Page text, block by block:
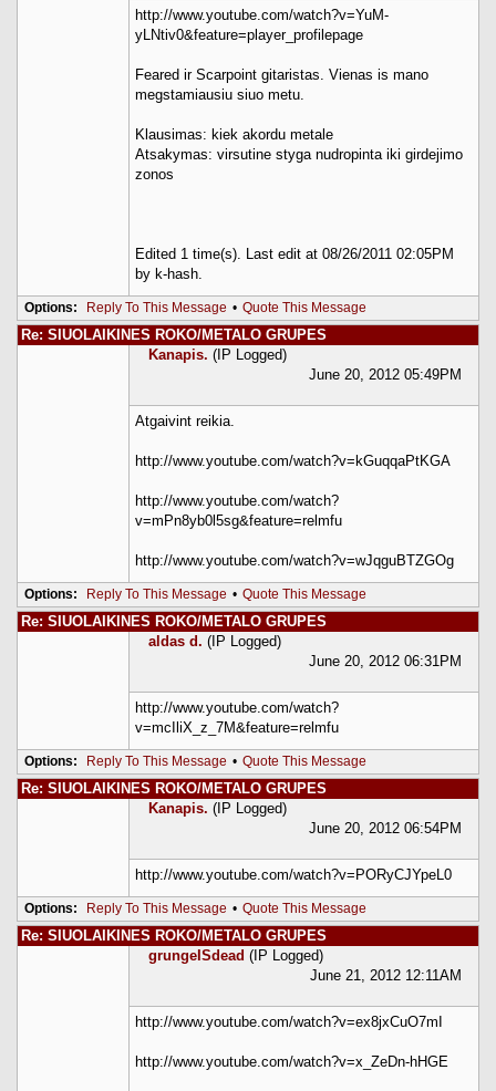
http://www.youtube.com/watch?v=YuM-
yLNtiv0&feature=player_profilepage
Feared ir Scarpoint gitaristas. Vienas is mano
megstamiausiu siuo metu.
Klausimas: kiek akordu metale
Atsakymas: virsutine styga nudropinta iki girdejimo
zonos
Edited 1 time(s). Last edit at 08/26/2011 02:05PM
by k-hash.
Options: Reply To This Message • Quote This Message
Re: SIUOLAIKINES ROKO/METALO GRUPES
Kanapis. (IP Logged)
June 20, 2012 05:49PM
Atgaivint reikia.
http://www.youtube.com/watch?v=kGuqqaPtKGA
http://www.youtube.com/watch?
v=mPn8yb0l5sg&feature=relmfu
http://www.youtube.com/watch?v=wJqguBTZGOg
Options: Reply To This Message • Quote This Message
Re: SIUOLAIKINES ROKO/METALO GRUPES
aldas d. (IP Logged)
June 20, 2012 06:31PM
http://www.youtube.com/watch?
v=mcIliX_z_7M&feature=relmfu
Options: Reply To This Message • Quote This Message
Re: SIUOLAIKINES ROKO/METALO GRUPES
Kanapis. (IP Logged)
June 20, 2012 06:54PM
http://www.youtube.com/watch?v=PORyCJYpeL0
Options: Reply To This Message • Quote This Message
Re: SIUOLAIKINES ROKO/METALO GRUPES
grungeISdead (IP Logged)
June 21, 2012 12:11AM
http://www.youtube.com/watch?v=ex8jxCuO7mI
http://www.youtube.com/watch?v=x_ZeDn-hHGE